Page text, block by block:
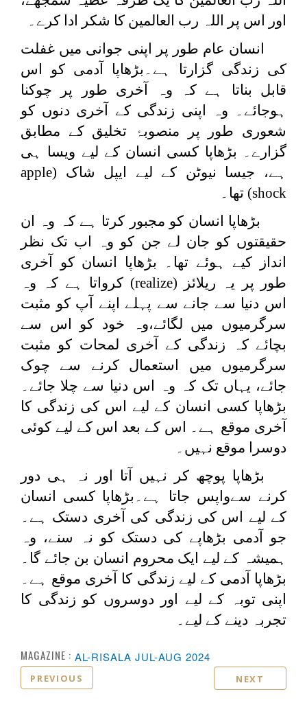
اور اس پر اللہ رب العالمین کا شکر ادا کرے۔
انسان عام طور پر اپنی جوانی میں غفلت
کی زندگی گزارتا ہے۔بڑھاپا آدمی کو اس
قابل بناتا ہے کہ وہ آخری طور پر چوکنا
ہوجائے۔ وہ اپنی زندگی کے آخری دنوں کو
شعوری طور پر منصوبۂ تخلیق کے مطابق
گزارے۔ بڑھاپا کسی انسان کے لیے ویسا ہی
ہے، جیسا نیوٹن کے لیے ایپل شاک (apple
shock) تھا۔
بڑھاپا انسان کو مجبور کرتا ہے کہ وہ ان
حقیقتوں کو جان لے جن کو وہ اب تک نظر
انداز کیے ہوئے تھا۔ بڑھاپا انسان کو آخری
طور پر یہ ریلائز (realize) کرواتا ہے کہ وہ
اس دنیا سے جانے سے پہلے اپنے آپ کو مثبت
سرگرمیوں میں لگائے،وہ خود کو اس سے
بچائے کہ زندگی کے آخری لمحات کو مثبت
سرگرمیوں میں استعمال کرنے سے چوک
جائے، یہاں تک کہ وہ اس دنیا سے چلا جائے۔
بڑھاپا کسی انسان کے لیے اس کی زندگی کا
آخری موقع ہے۔ اس کے بعد اس کے لیے کوئی
دوسرا موقع نہیں۔
بڑھاپا پوچھ کر نہیں آتا اور نہ ہی دور
کرنے سےواپس جاتا ہے۔بڑھاپا کسی انسان
کے لیے اس کی زندگی کی آخری دستک ہے۔
جو آدمی بڑھاپے کی دستک کو نہ سنے، وہ
ہمیشہ کے لیے ایک محروم انسان بن جائے گا۔
بڑھاپا آدمی کے لیے زندگی کا آخری موقع ہے۔
اپنی توبہ کے لیے اور دوسروں کو زندگی کا
تجربہ دینے کے لیے۔
MAGAZINE : AL-RISALA JUL-AUG 2024
PREVIOUS NEXT